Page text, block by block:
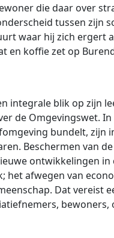
die daar over
tussen zijn
waar hij zich ergert
en koffie zet op
integrale blik op zijn
de Omgevingswet.
bundelt,
Beschermen van
ontwikkelingen in
het afwegen van
Dat vereist